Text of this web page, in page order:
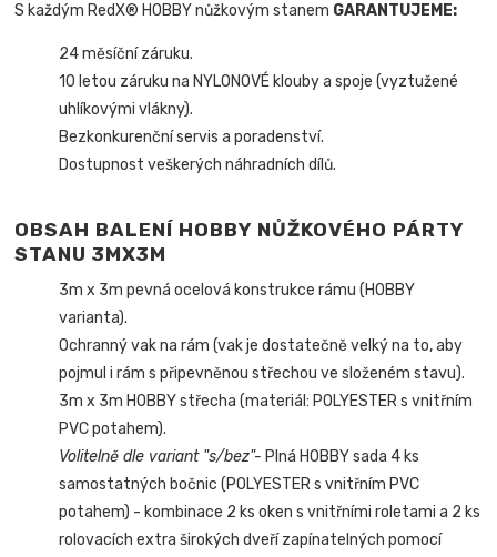
S každým RedX® HOBBY nůžkovým stanem GARANTUJEME:
24 měsíční záruku.
10 letou záruku na NYLONOVÉ klouby a spoje (vyztužené
uhlíkovými vlákny).
Bezkonkurenční servis a poradenství.
Dostupnost veškerých náhradních dílů.
OBSAH BALENÍ HOBBY NŮŽKOVÉHO PÁRTY
STANU 3MX3M
3m x 3m pevná ocelová konstrukce rámu (HOBBY
varianta).
Ochranný vak na rám (vak je dostatečně velký na to, aby
pojmul i rám s připevněnou střechou ve složeném stavu).
3m x 3m HOBBY střecha (materiál: POLYESTER s vnitřním
PVC potahem).
Volitelně dle variant "s/bez"- Plná HOBBY sada 4 ks
samostatných bočnic (POLYESTER s vnitřním PVC
potahem) - kombinace 2 ks oken s vnitřními roletami a 2 ks
rolovacích extra širokých dveří zapínatelných pomocí